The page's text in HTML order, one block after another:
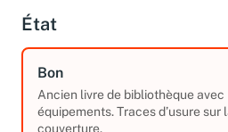
État
Ancien livre de bibliothèque avec
équipements. Traces d’usure sur la